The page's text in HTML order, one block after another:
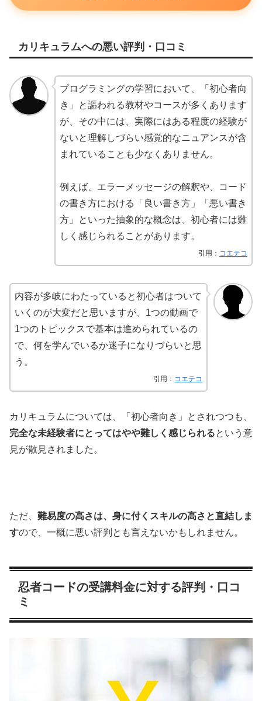
カリキュラムへの悪い評判・口コミ
プログラミングの学習において、「初心者向
き」と謳われる教材やコースが多くあります
が、その中には、実際にはある程度の経験が
ないと理解しづらい感覚的なニュアンスが含
まれていることも少なくありません。
例えば、エラーメッセージの解釈や、コード
の書き方における「良い書き方」「悪い書き
方」といった抽象的な概念は、初心者には難
しく感じられることがあります。
引用： コエテコ
内容が多岐にわたっていると初心者はついて
いくのが大変だと思いますが、1つの動画で
1つのトピックスで基本は進められているの
で、何を学んでいるか迷子になりづらいと思
う。
引用： コエテコ
カリキュラムについては、「初心者向き」とされつつも、
完全な未経験者にとってはやや難しく感じられるという意
見が散見されました。
ただ、 難易度の高さは、身に付くスキルの高さと直結しま
すので、一概に悪い評判とも言えないかもしれません。
忍者コードの受講料金に対する評判・口コ
ミ